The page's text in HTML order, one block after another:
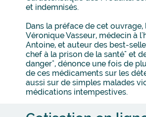
et indemnisés.
Dans la préface de cet
Véronique Vasseur, médecin à
Antoine, et auteur des best-
chef à la prison de la santé" et
danger", dénonce une fois de
de ces médicaments sur les
aussi sur de simples malades
médications intempestives.